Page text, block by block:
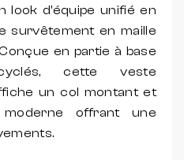
look d'équipe unifié en
survêtement en maille
en partie à base
cette veste
un col montant et
offrant une